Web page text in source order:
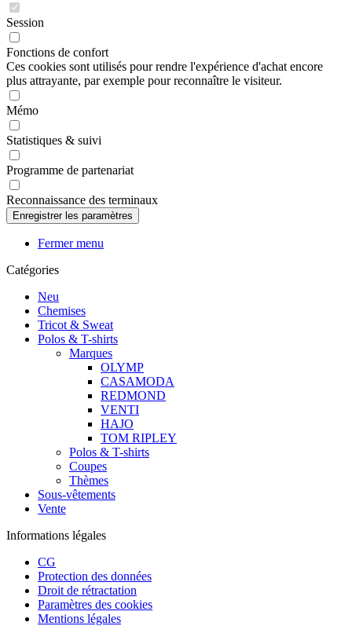
Session
Fonctions de confort
Ces cookies sont utilisés pour rendre l'expérience d'achat encore
plus attrayante, par exemple pour reconnaître le visiteur.
Mémo
Statistiques & suivi
Programme de partenariat
Reconnaissance des terminaux
Fermer menu
Catégories
Neu
Chemises
Tricot & Sweat
Polos & T-shirts
Marques
OLYMP
CASAMODA
REDMOND
VENTI
HAJO
TOM RIPLEY
Polos & T-shirts
Coupes
Thèmes
Sous-vêtements
Vente
Informations légales
CG
Protection des données
Droit de rétractation
Paramètres des cookies
Mentions légales